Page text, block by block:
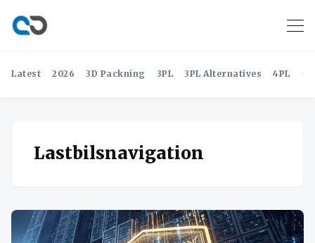
Latest 2026 3D Packning 3PL 3PL Alternatives 4PL
Lastbilsnavigation